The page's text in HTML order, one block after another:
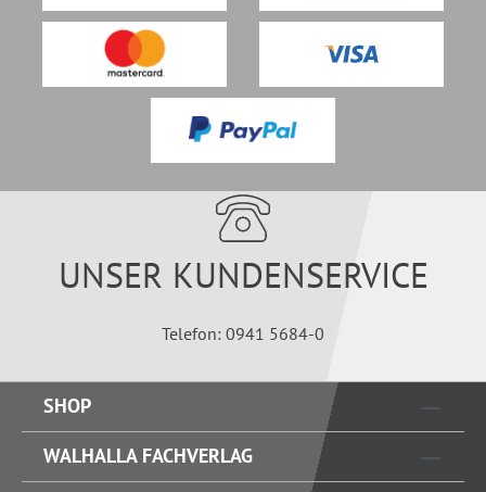
UNSER KUNDENSERVICE
Telefon: 0941 5684-0
SHOP
WALHALLA FACHVERLAG